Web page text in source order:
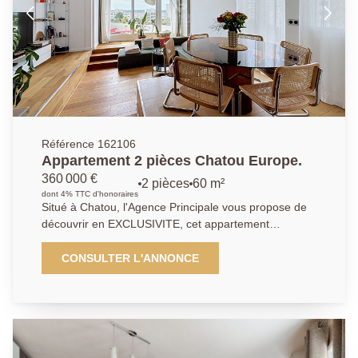
accecible à pied. Les commerces se trouvent à
proximité immédiate. Ne manquez pas cette
opportunité rare dans un environnement recherché.
Référence 162106
Appartement 2 pièces Chatou Europe.
360 000 €
dont 4% TTC d'honoraires
2 pièces 60 m²
Situé à Chatou, l'Agence Principale vous propose de
découvrir en EXCLUSIVITE, cet appartement
d'exception entierement rénové par un architecte. Au
sein d'une résidence sécurisée avec espaces verts et
tennis, découvrez ce magnifique appartement 2
alliant élégance, confort et fonctionnalité. Dès l'entrée,
vous serez séduit par les volumes et la qualité des
CONSULTER L'ANNONCE